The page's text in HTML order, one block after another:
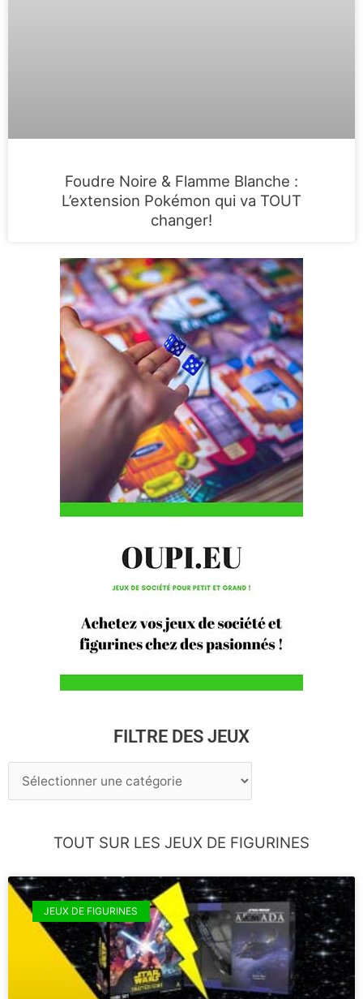
Foudre Noire & Flamme Blanche :
L’extension Pokémon qui va TOUT
changer!
FILTRE DES JEUX
TOUT SUR LES JEUX DE FIGURINES
JEUX DE FIGURINES